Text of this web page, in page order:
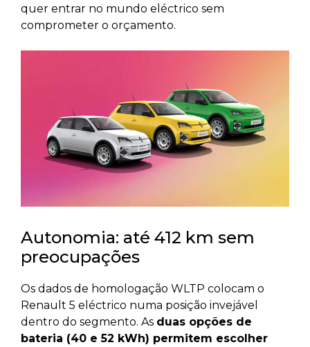
quer entrar no mundo eléctrico sem
comprometer o orçamento.
Autonomia: até 412 km sem
preocupações
Os dados de homologação WLTP colocam o
Renault 5 eléctrico numa posição invejável
dentro do segmento. As duas opções de
bateria (40 e 52 kWh) permitem escolher